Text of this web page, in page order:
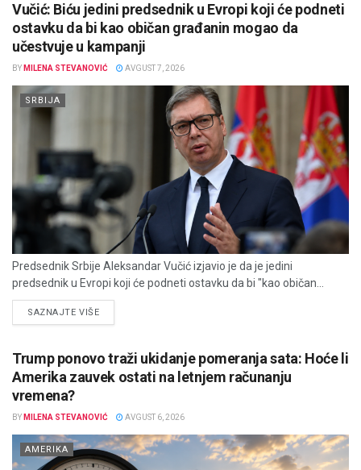
Vučić: Biću jedini predsednik u Evropi koji će podneti
ostavku da bi kao običan građanin mogao da
učestvuje u kampanji
BY MILENA STEVANOVIĆ AVGUST 7, 2026
SRBIJA
Predsednik Srbije Aleksandar Vučić izjavio je da je jedini
predsednik u Evropi koji će podneti ostavku da bi "kao običan...
SAZNAJTE VIŠEDETAILS
Trump ponovo traži ukidanje pomeranja sata: Hoće li
Amerika zauvek ostati na letnjem računanju
vremena?
BY MILENA STEVANOVIĆ AVGUST 6, 2026
AMERIKA